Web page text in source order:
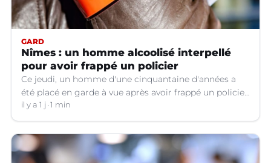
GARD
Nîmes : un homme alcoolisé interpellé
pour avoir frappé un policier
Ce jeudi, un homme d'une cinquantaine d'années a
été placé en garde à vue après avoir frappé un policier
hors service à Nîmes (Gard).
il y a 1 j 1 min